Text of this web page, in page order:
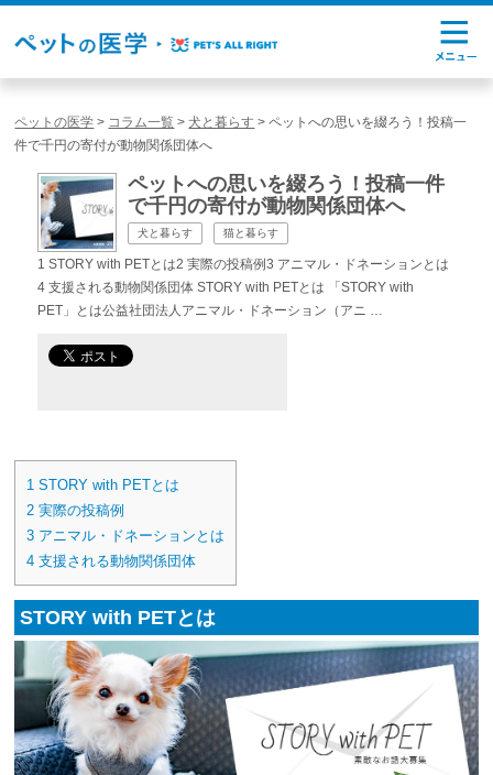
ペットの医学 > コラム一覧 >犬と暮らす >ペットへの思いを綴ろう！投稿一
件で千円の寄付が動物関係団体へ
ペットへの思いを綴ろう！投稿一件
で千円の寄付が動物関係団体へ
犬と暮らす 猫と暮らす
1 STORY with PETとは2 実際の投稿例3 アニマル・ドネーションとは
4 支援される動物関係団体 STORY with PETとは 「STORY with
PET」とは公益社団法人アニマル・ドネーション（アニ …
1 STORY with PETとは
2 実際の投稿例
3 アニマル・ドネーションとは
4 支援される動物関係団体
STORY with PETとは